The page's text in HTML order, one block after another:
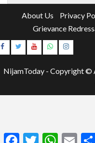
About Us Privacy
Grievance
Instagram
NijamToday - Copyright ©
FacebookTwitterWhatsApp
Email